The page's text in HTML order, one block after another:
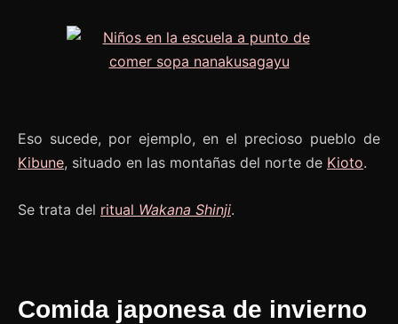
Eso sucede, por ejemplo, en el precioso pueblo de
Kibune, situado en las montañas del norte de Kioto.
Se trata del ritual Wakana Shinji.
Comida japonesa de invierno